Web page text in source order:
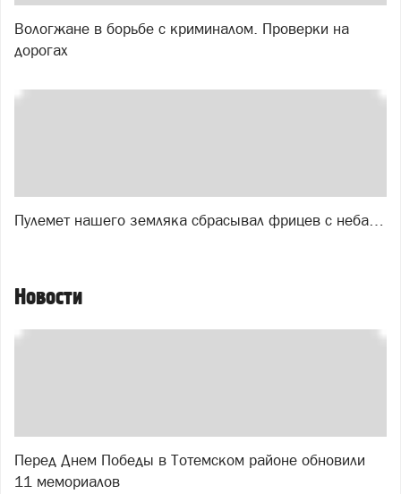
Вологжане в борьбе с криминалом. Проверки на
дорогах
Пулемет нашего земляка сбрасывал фрицев с неба…
Новости
Перед Днем Победы в Тотемском районе обновили
11 мемориалов